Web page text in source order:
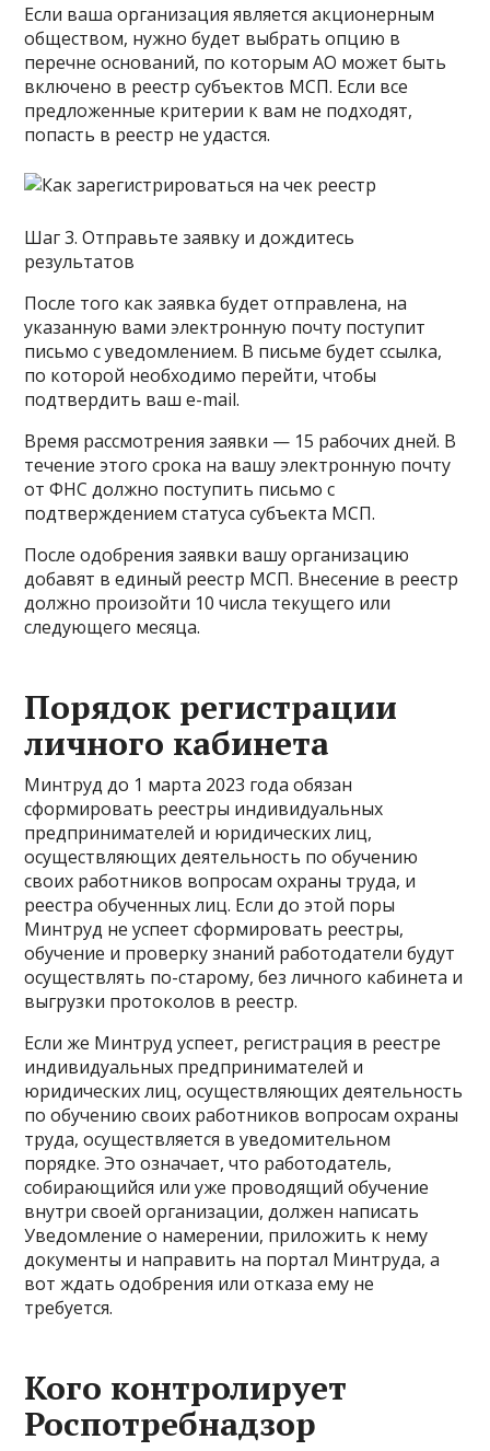
Если ваша организация является акционерным
обществом, нужно будет выбрать опцию в
перечне оснований, по которым АО может быть
включено в реестр субъектов МСП. Если все
предложенные критерии к вам не подходят,
попасть в реестр не удастся.
Шаг 3. Отправьте заявку и дождитесь
результатов
После того как заявка будет отправлена, на
указанную вами электронную почту поступит
письмо с уведомлением. В письме будет ссылка,
по которой необходимо перейти, чтобы
подтвердить ваш e-mail.
Время рассмотрения заявки — 15 рабочих дней. В
течение этого срока на вашу электронную почту
от ФНС должно поступить письмо с
подтверждением статуса субъекта МСП.
После одобрения заявки вашу организацию
добавят в единый реестр МСП. Внесение в реестр
должно произойти 10 числа текущего или
следующего месяца.
Порядок регистрации
личного кабинета
Минтруд до 1 марта 2023 года обязан
сформировать реестры индивидуальных
предпринимателей и юридических лиц,
осуществляющих деятельность по обучению
своих работников вопросам охраны труда, и
реестра обученных лиц. Если до этой поры
Минтруд не успеет сформировать реестры,
обучение и проверку знаний работодатели будут
осуществлять по-старому, без личного кабинета и
выгрузки протоколов в реестр.
Если же Минтруд успеет, регистрация в реестре
индивидуальных предпринимателей и
юридических лиц, осуществляющих деятельность
по обучению своих работников вопросам охраны
труда, осуществляется в уведомительном
порядке. Это означает, что работодатель,
собирающийся или уже проводящий обучение
внутри своей организации, должен написать
Уведомление о намерении, приложить к нему
документы и направить на портал Минтруда, а
вот ждать одобрения или отказа ему не
требуется.
Кого контролирует
Роспотребнадзор